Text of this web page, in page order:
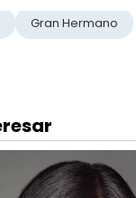
Gran Hermano